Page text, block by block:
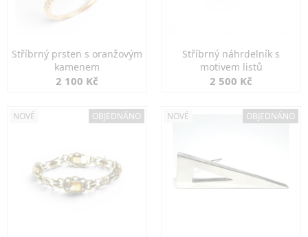
Stříbrný prsten s oranžovým
kamenem
2 100 Kč
Stříbrný náhrdelník s
motivem listů
2 500 Kč
NOVÉ OBJEDNÁNO NOVÉ OBJEDNÁNO